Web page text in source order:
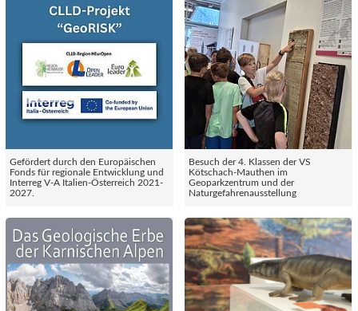
Gefördert durch den Europäischen
Fonds für regionale Entwicklung und
Interreg V-A Italien-Österreich 2021-
2027.
Besuch der 4. Klassen der VS
Kötschach-Mauthen im
Geoparkzentrum und der
Naturgefahrenausstellung